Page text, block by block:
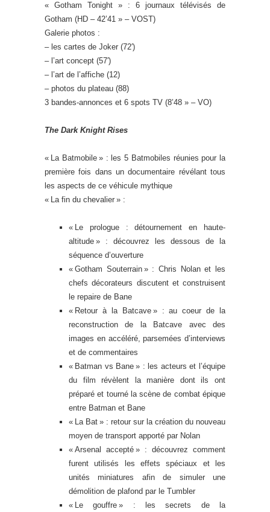
« Gotham Tonight » : 6 journaux télévisés de
Gotham (HD – 42’41 » – VOST)
Galerie photos :
– les cartes de Joker (72′)
– l’art concept (57′)
– l’art de l’affiche (12)
– photos du plateau (88)
3 bandes-annonces et 6 spots TV (8’48 » – VO)
The Dark Knight Rises
« La Batmobile » : les 5 Batmobiles réunies pour la
première fois dans un documentaire révélant tous
les aspects de ce véhicule mythique
« La fin du chevalier » :
« Le prologue : détournement en haute-
altitude » : découvrez les dessous de la
séquence d’ouverture
« Gotham Souterrain » : Chris Nolan et les
chefs décorateurs discutent et construisent
le repaire de Bane
« Retour à la Batcave » : au coeur de la
reconstruction de la Batcave avec des
images en accéléré, parsemées d’interviews
et de commentaires
« Batman vs Bane » : les acteurs et l’équipe
du film révèlent la manière dont ils ont
préparé et tourné la scène de combat épique
entre Batman et Bane
« La Bat » : retour sur la création du nouveau
moyen de transport apporté par Nolan
« Arsenal accepté » : découvrez comment
furent utilisés les effets spéciaux et les
unités miniatures afin de simuler une
démolition de plafond par le Tumbler
« Le gouffre » : les secrets de la